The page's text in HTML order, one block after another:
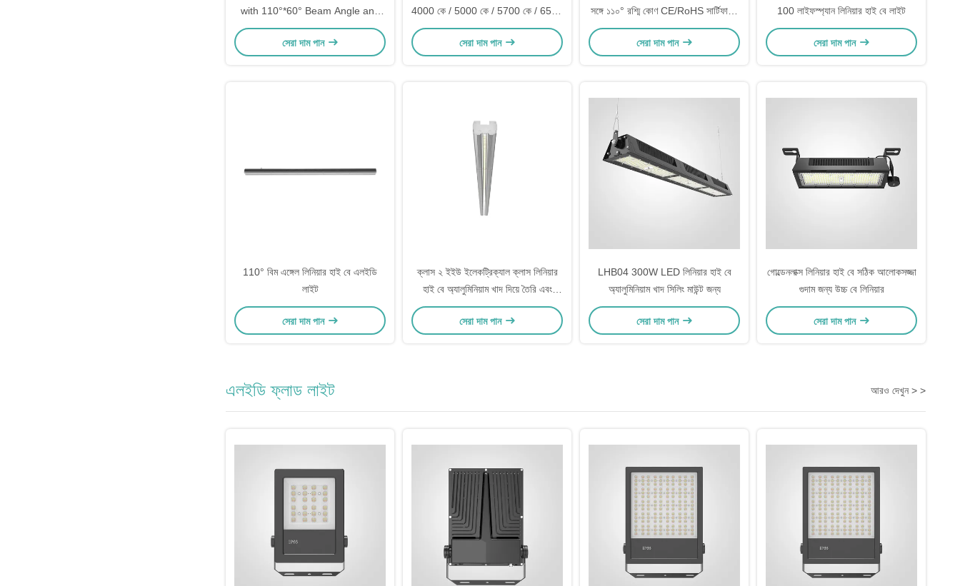
with 110°*60° Beam Angle and
120-277V Input Voltage
সেরা দাম পান
4000 কে / 5000 কে / 5700 কে / 6500
কে রঙের তাপমাত্রা
সেরা দাম পান
সঙ্গে ১১০° রশ্মি কোণ CE/RoHS সার্টিফাইড
এবং শিল্প আলো সমাধান
সেরা দাম পান
100 লাইফস্প্যান লিনিয়ার হাই বে লাইট
সেরা দাম পান
110° বিম এঙ্গেল লিনিয়ার হাই বে এলইডি
লাইট
সেরা দাম পান
ক্লাস ২ ইইউ ইলেকট্রিক্যাল ক্লাস লিনিয়ার
হাই বে অ্যালুমিনিয়াম খাদ দিয়ে তৈরি এবং
160lm / W আলোকসজ্জা দক্ষতা গর্বিত
সেরা দাম পান
LHB04 300W LED লিনিয়ার হাই বে
অ্যালুমিনিয়াম খাদ সিলিং মাউন্ট জন্য
সেরা দাম পান
গোল্ডেনলাক্স লিনিয়ার হাই বে সঠিক আলোকসজ্জা
গুদাম জন্য উচ্চ বে লিনিয়ার
সেরা দাম পান
এলইডি ফ্লাড লাইট আরও দেখুন > >